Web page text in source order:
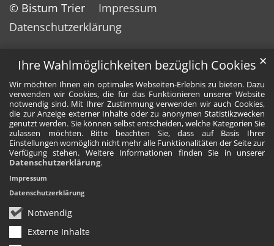
Ihre Wahlmöglichkeiten bezüglich Cookies
Wir möchten Ihnen ein optimales Webseiten-Erlebnis zu bieten. Dazu
verwenden wir Cookies, die für das Funktionieren unserer Website
notwendig sind. Mit Ihrer Zustimmung verwenden wir auch Cookies,
die zur Anzeige externer Inhalte oder zu anonymen Statistikzwecken
genutzt werden. Sie können selbst entscheiden, welche Kategorien Sie
zulassen möchten. Bitte beachten Sie, dass auf Basis Ihrer
Einstellungen womöglich nicht mehr alle Funktionalitäten der Seite zur
Verfügung stehen. Weitere Informationen finden Sie in unserer
Datenschutzerklärung.
Notwendig
Externe Inhalte
✕
Impressum
Datenschutzerklärung
© Bistum Trier
Impressum
Datenschutzerklärung